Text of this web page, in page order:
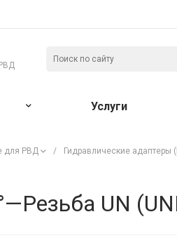
Услуги
для РВД / Гидравлические адаптеры
UN